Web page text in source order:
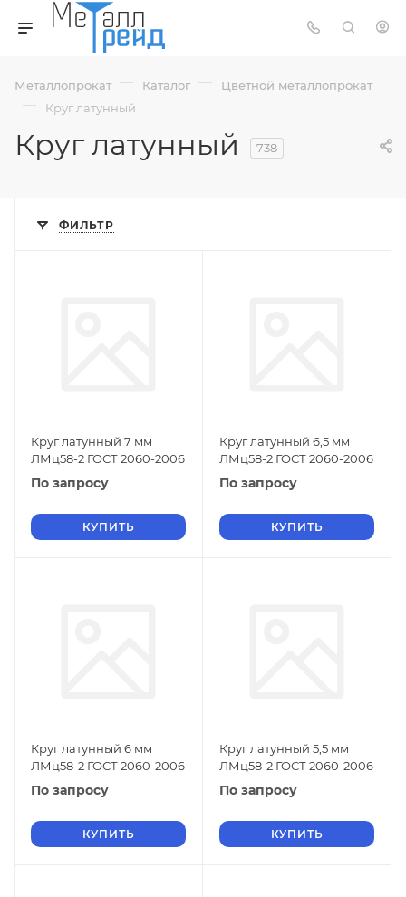
Металлопрокат — Каталог — Цветной металлопрокат
— Круг латунный
Круг латунный 738
ФИЛЬТР
Круг латунный 7 мм
ЛМц58-2 ГОСТ 2060-2006
По запросу
КУПИТЬ
Круг латунный 6,5 мм
ЛМц58-2 ГОСТ 2060-2006
По запросу
КУПИТЬ
Круг латунный 6 мм
ЛМц58-2 ГОСТ 2060-2006
По запросу
КУПИТЬ
Круг латунный 5,5 мм
ЛМц58-2 ГОСТ 2060-2006
По запросу
КУПИТЬ